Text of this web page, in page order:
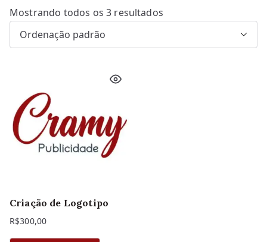
Mostrando todos os 3 resultados
Criação de Logotipo
R$300,00